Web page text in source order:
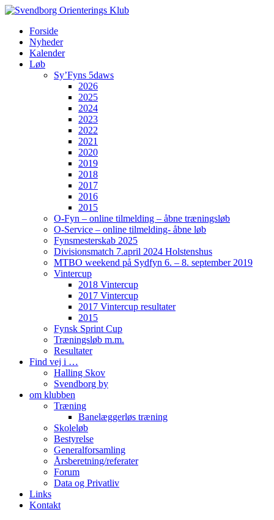
Forside
Nyheder
Kalender
Løb
Sy’Fyns 5daws
2026
2025
2024
2023
2022
2021
2020
2019
2018
2017
2016
2015
O-Fyn – online tilmelding – åbne træningsløb
O-Service – online tilmelding- åbne løb
Fynsmesterskab 2025
Divisionsmatch 7.april 2024 Holstenshus
MTBO weekend på Sydfyn 6. – 8. september 2019
Vintercup
2018 Vintercup
2017 Vintercup
2017 Vintercup resultater
2015
Fynsk Sprint Cup
Træningsløb m.m.
Resultater
Find vej i …
Halling Skov
Svendborg by
om klubben
Træning
Banelæggerløs træning
Skoleløb
Bestyrelse
Generalforsamling
Årsberetning/referater
Forum
Data og Privatliv
Links
Kontakt